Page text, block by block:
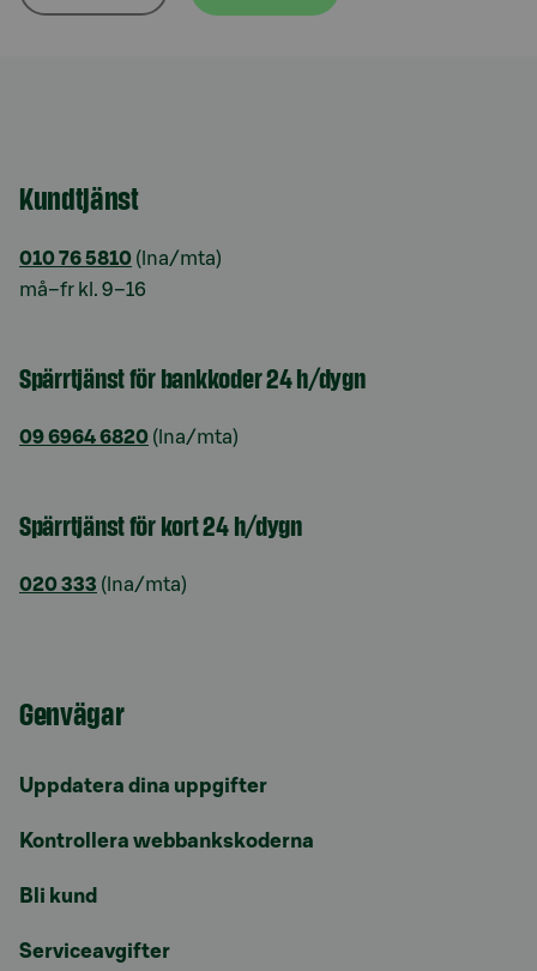
Kundtjänst
010 76 5810 (lna/mta)
må–fr kl. 9–16
Spärrtjänst för bankkoder 24 h/dygn
09 6964 6820 (lna/mta)
Spärrtjänst för kort 24 h/dygn
020 333 (lna/mta)
Genvägar
Uppdatera dina uppgifter
Kontrollera webbankskoderna
Bli kund
Serviceavgifter